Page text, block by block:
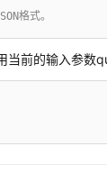
格式。
当前的输入参数